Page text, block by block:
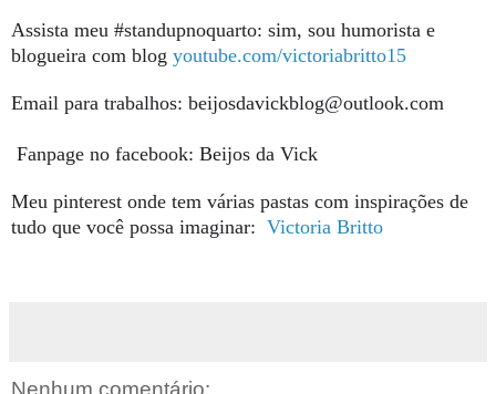
Assista meu #standupnoquarto: sim, sou humorista e
blogueira com blog youtube.com/victoriabritto15
Email para trabalhos: beijosdavickblog@outlook.com
Fanpage no facebook: Beijos da Vick
Meu pinterest onde tem várias pastas com inspirações de
tudo que você possa imaginar: Victoria Britto
Nenhum comentário: